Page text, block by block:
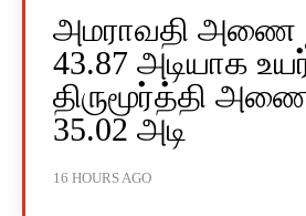
அமராவதி அணை
43.87 அடியாக
திருமூர்த்தி
35.02 அடி
16 HOURS AGO